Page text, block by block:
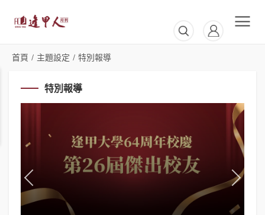
首頁 / 主題設定 / 特別報導
特別報導